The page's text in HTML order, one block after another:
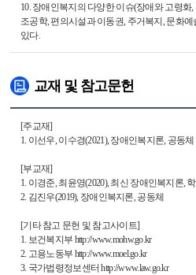
10. 장애인복지의 다양한 이슈(장애와 고령화
조공학, 편의시설과 이동권, 주거복지, 문화
있다.
교재 및 참고문헌
[주교재]
1. 이선우, 이수경(2021), 장애인복지론, 공동체
[부교재]
1. 이경준, 최윤영(2020), 최신 장애인복지론,
2. 김진우(2019), 장애인복지론, 공동체
[기타 참고 문헌 및 참고사이트]
1. 보건복지부 http://www.mohw.go.kr
2. 고용노동부 http://www.moel.go.kr
3. 국가법령정보센터 http://www.law.go.kr